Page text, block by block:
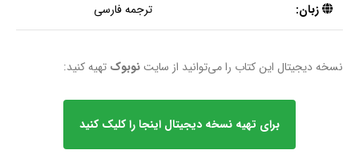
زبان: ترجمه فارسی
نسخه دیجیتال این کتاب را می‌توانید از سایتنوبوک تهیه کنید:
برای تهیه نسخه دیجیتال اینجا را کلیک کنید